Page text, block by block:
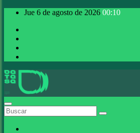
Saltar
contenido
Jue 6 de agosto de 2026 00:10
DATASA
la verdad es gratis